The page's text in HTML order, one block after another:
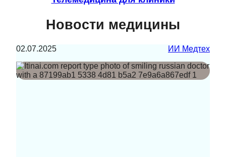
Новости медицины
02.07.2025 ИИ Медтех